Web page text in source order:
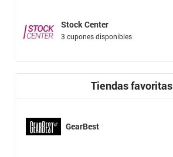
Stock Center
3 cupones disponibles
Tiendas favoritas
GearBest